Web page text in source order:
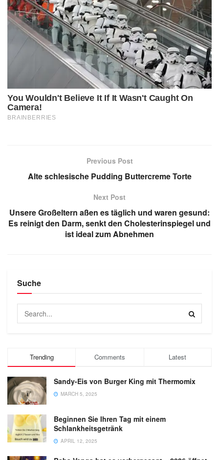
Previous Post
Alte schlesische Pudding Buttercreme Torte
Next Post
Unsere Großeltern aßen es täglich und waren gesund:
Es reinigt den Darm, senkt den Cholesterinspiegel und
ist ideal zum Abnehmen
Suche
Trending Comments Latest
Sandy-Eis von Burger King mit Thermomix
MARCH 5, 2025
Beginnen Sie Ihren Tag mit einem
Schlankheitsgetränk
APRIL 12, 2025